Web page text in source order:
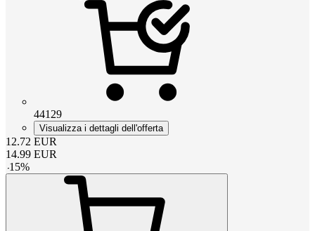
44129
Visualizza i dettagli dell'offerta
12.72 EUR
14.99 EUR
-15%